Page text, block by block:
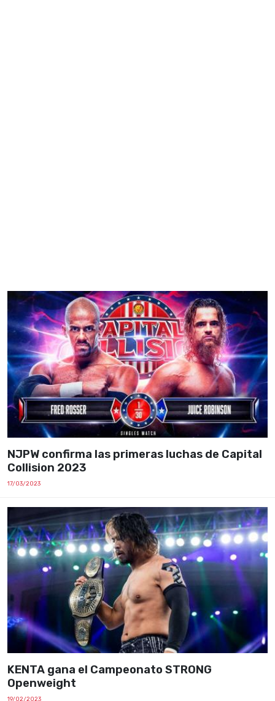
NJPW confirma las primeras luchas de Capital
Collision 2023
17/03/2023
KENTA gana el Campeonato STRONG
Openweight
19/02/2023